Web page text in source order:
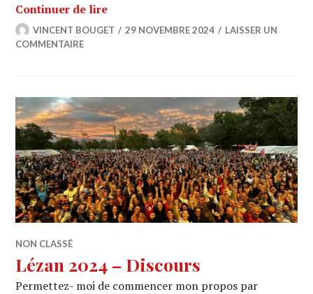
Continuer de lireLettre ouverte aux étaliers des
VINCENT BOUGET 29 NOVEMBRE 2024
LAISSER UN
COMMENTAIRE
NON CLASSÉ
Lézan 2024 – Discours
Permettez- moi de commencer mon propos par